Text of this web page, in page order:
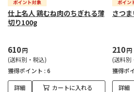
仕上名人 鶏むね肉のちぎれる薄
切り100g
610円
(送料別・税込)
獲得ポイント : 6
詳細 カートに入れる
さつ
210円
(送料別
獲得ポ
詳細